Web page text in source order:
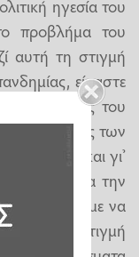
ηγεσία του
προβλήμα του
αυτή τη στιγμή
είμαστε
αδυναμίες του
στις πλάτες των
και γι’
για την
Θέλουμε να
αυτή τη στιγμή